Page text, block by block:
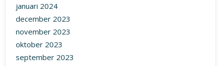
januari 2024
december 2023
november 2023
oktober 2023
september 2023